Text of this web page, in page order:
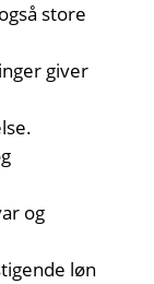
store
giver
og
løn